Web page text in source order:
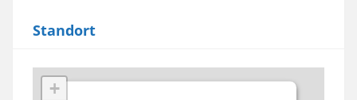
Standort
+